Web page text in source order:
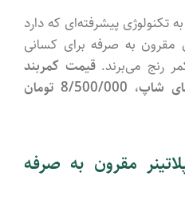
تکنولوژی پیشرفته‌ای که دارد
مقرون به صرفه برای کسانی
رنج می‌برند.قیمت کمربند
پلاتینر در فروشگاه آی آر مای شاپ، 8/500/000 تومان
مقرون به صرفه